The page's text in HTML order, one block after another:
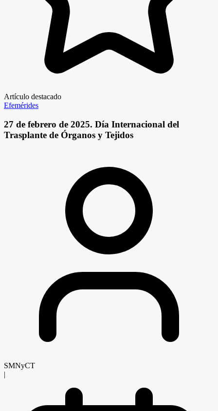
Artículo destacado
Efemérides
27 de febrero de 2025. Día Internacional del
Trasplante de Órganos y Tejidos
SMNyCT
|